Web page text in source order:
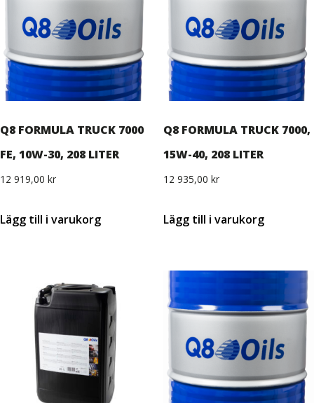
Q8 FORMULA TRUCK 7000
FE, 10W-30, 208 LITER
12 919,00 kr
Lägg till i varukorg
Q8 FORMULA TRUCK 7000,
15W-40, 208 LITER
12 935,00 kr
Lägg till i varukorg